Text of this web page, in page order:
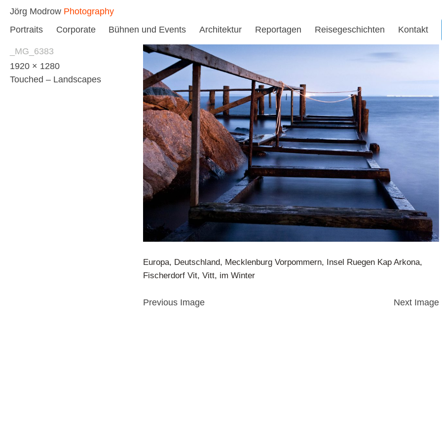
Jörg Modrow Photography
Portraits Corporate Bühnen und Events Architektur Reportagen Reisegeschichten Kontakt
_MG_6383
1920 × 1280
Touched – Landscapes
Europa, Deutschland, Mecklenburg Vorpommern, Insel Ruegen Kap Arkona,
Fischerdorf Vit, Vitt, im Winter
Previous Image Next Image